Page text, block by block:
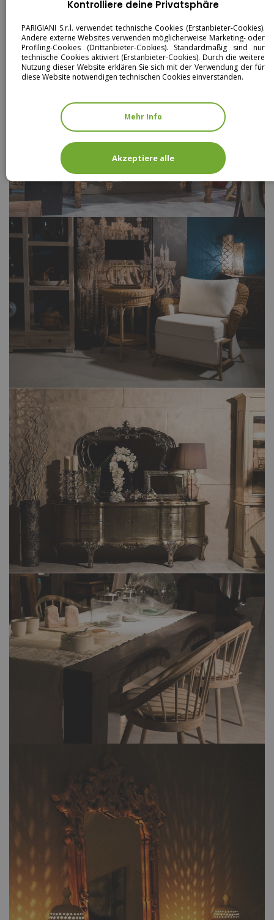
Kontrolliere deine Privatsphäre
PARIGIANI S.r.l. verwendet technische Cookies (Erstanbieter-Cookies).
Andere externe Websites verwenden möglicherweise Marketing- oder
Profiling-Cookies (Drittanbieter-Cookies). Standardmäßig sind nur
technische Cookies aktiviert (Erstanbieter-Cookies). Durch die weitere
Nutzung dieser Website erklären Sie sich mit der Verwendung der für
diese Website notwendigen technischen Cookies einverstanden.
Mehr Info
Akzeptiere alle